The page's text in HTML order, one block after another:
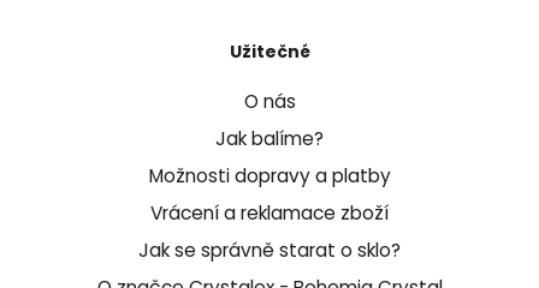
Užitečné
O nás
Jak balíme?
Možnosti dopravy a platby
Vrácení a reklamace zboží
Jak se správně starat o sklo?